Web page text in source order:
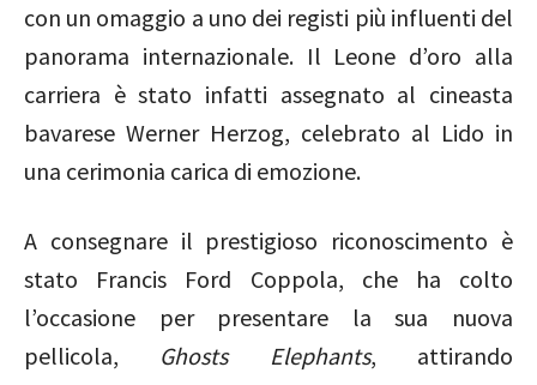
con un omaggio a uno dei registi più influenti del
panorama internazionale. Il Leone d’oro alla
carriera è stato infatti assegnato al cineasta
bavarese Werner Herzog, celebrato al Lido in
una cerimonia carica di emozione.
A consegnare il prestigioso riconoscimento è
stato Francis Ford Coppola, che ha colto
l’occasione per presentare la sua nuova
pellicola, Ghosts Elephants, attirando